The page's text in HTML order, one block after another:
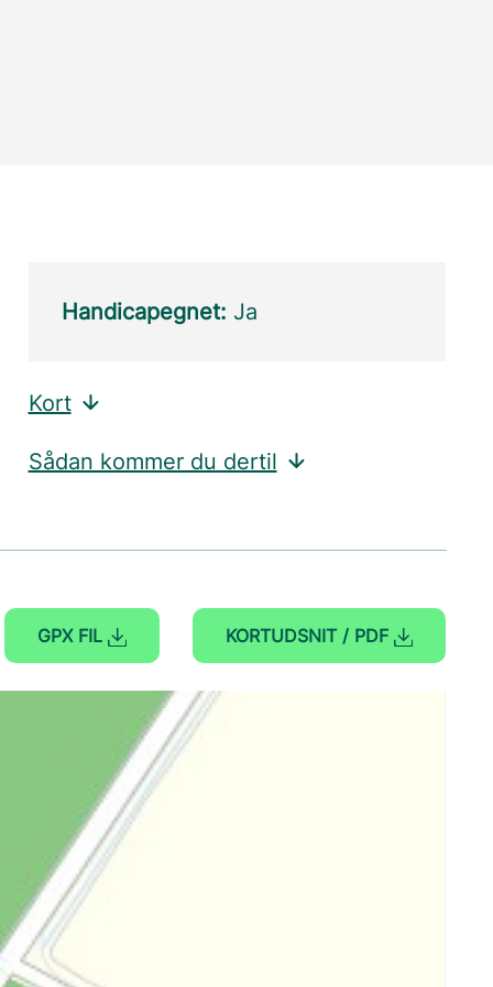
Handicapegnet: Ja
Kort
Sådan kommer du dertil
GPX FIL KORTUDSNIT / PDF